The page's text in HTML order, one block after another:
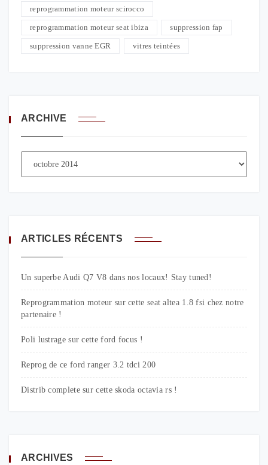
reprogrammation moteur scirocco
reprogrammation moteur seat ibiza suppression fap
suppression vanne EGR vitres teintées
ARCHIVE
ARTICLES RÉCENTS
Un superbe Audi Q7 V8 dans nos locaux! Stay tuned!
Reprogrammation moteur sur cette seat altea 1.8 fsi chez notre
partenaire !
Poli lustrage sur cette ford focus !
Reprog de ce ford ranger 3.2 tdci 200
Distrib complete sur cette skoda octavia rs !
ARCHIVES